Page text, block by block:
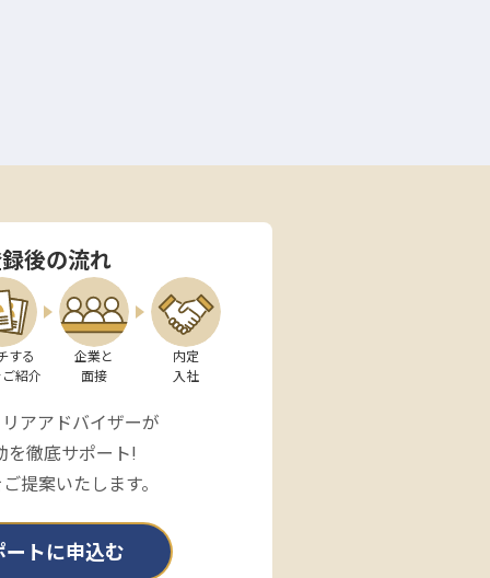
後の流れ
する
紹介
企業と
面接
内定
入社
アアドバイザーが
を徹底サポート!
提案いたします。
ートに申込む